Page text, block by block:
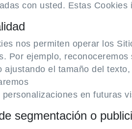
con usted. Estas
nos permiten operar los
Por ejemplo,
ajustando el tamaño del
personalizaciones en futuras
segmentación o